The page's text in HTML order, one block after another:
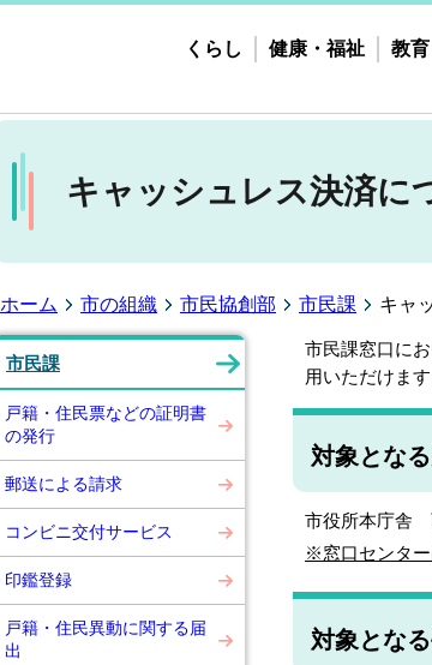
くらし 健康・福祉 教
キャッシュレス決済に
ホーム 市の組織 市民協創部 市民課 キャ
市民課
戸籍・住民票などの証明書
の発行
郵送による請求
コンビニ交付サービス
印鑑登録
戸籍・住民異動に関する届
出
市民課窓口に
用いただけま
対象とな
市役所本庁舎
※窓口センター
対象とな